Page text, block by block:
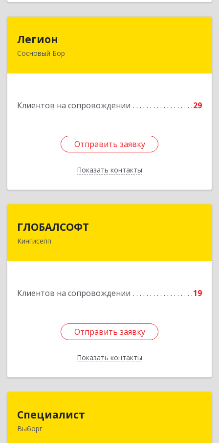
Легион
Сосновый Бор
Клиентов на сопровождении 29
Отправить заявку
Показать контакты
188544, Ленинградская обл, Сосновый Бор г,
Отправить заявку
Назад
ГЛОБАЛСОФТ
Кингисепп
Клиентов на сопровождении 19
Отправить заявку
Показать контакты
188485, Ленинградская обл, Кингисеппский р-н,
Отправить заявку
Назад
Специалист
Выборг188800, Ленинградская обл, Выборгский р-н,